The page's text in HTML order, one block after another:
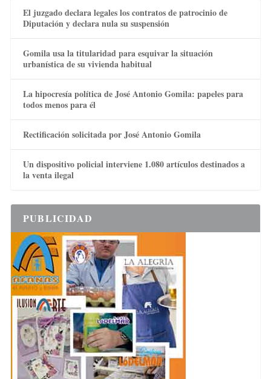
El juzgado declara legales los contratos de patrocinio de
Diputación y declara nula su suspensión
Gomila usa la titularidad para esquivar la situación
urbanística de su vivienda habitual
La hipocresía política de José Antonio Gomila: papeles para
todos menos para él
Rectificación solicitada por José Antonio Gomila
Un dispositivo policial interviene 1.080 artículos destinados a
la venta ilegal
PUBLICIDAD